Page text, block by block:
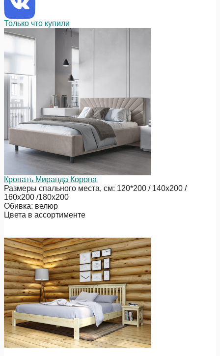
Только что купили
Кровать Миранда Корона
Размеры спального места, см: 120*200 / 140х200 /
160х200 /180х200
Обивка: велюр
Цвета в ассортименте